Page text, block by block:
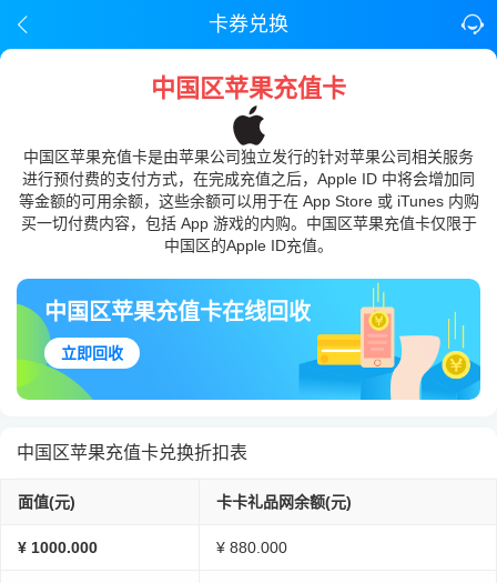
卡券兑换
中国区苹果充值卡
中国区苹果充值卡是由苹果公司独立发行的针对苹果公司相关服务
进行预付费的支付方式，在完成充值之后，Apple ID 中将会增加同
等金额的可用余额，这些余额可以用于在 App Store 或 iTunes 内购
买一切付费内容，包括 App 游戏的内购。中国区苹果充值卡仅限于
中国区的Apple ID充值。
中国区苹果充值卡在线回收
立即回收
中国区苹果充值卡兑换折扣表
面值(元) 卡卡礼品网余额(元)
¥ 1000.000 ¥ 880.000